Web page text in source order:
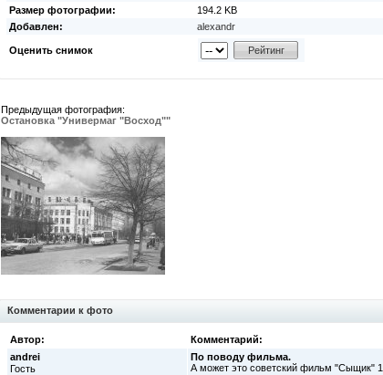
Размер фотографии:
194.2 KB
Добавлен:
alexandr
Оценить снимок
Предыдущая фотография:
Остановка "Универмаг "Восход""
Комментарии к фото
Автор:
Комментарий:
andrei
Гость
По поводу фильма.
А может это советский фильм "Сыщик"